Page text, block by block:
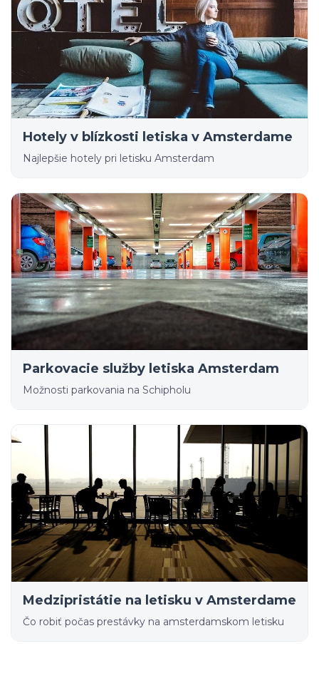
Hotely v blízkosti letiska v Amsterdame
Najlepšie hotely pri letisku Amsterdam
Parkovacie služby letiska Amsterdam
Možnosti parkovania na Schipholu
Medzipristátie na letisku v Amsterdame
Čo robiť počas prestávky na amsterdamskom letisku